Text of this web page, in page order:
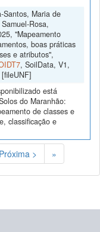
Santos, Maria de
Rosa,
"Mapeamento
boas práticas
e atributos",
, SoilData, V1,
está
do Maranhão:
de classes e
classificação e
Próxima > »